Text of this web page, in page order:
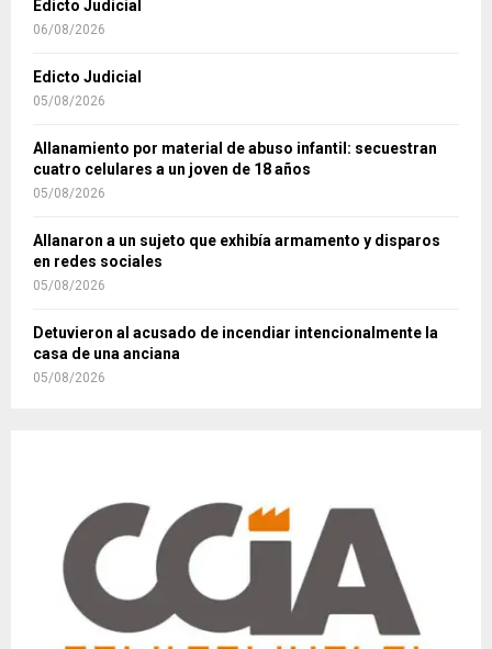
Edicto Judicial
06/08/2026
Edicto Judicial
05/08/2026
Allanamiento por material de abuso infantil: secuestran
cuatro celulares a un joven de 18 años
05/08/2026
Allanaron a un sujeto que exhibía armamento y disparos
en redes sociales
05/08/2026
Detuvieron al acusado de incendiar intencionalmente la
casa de una anciana
05/08/2026